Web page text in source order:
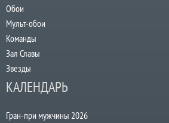
Обои
Мульт-обои
Команды
Зал Славы
Звезды
КАЛЕНДАРЬ
Гран-при мужчины 2026